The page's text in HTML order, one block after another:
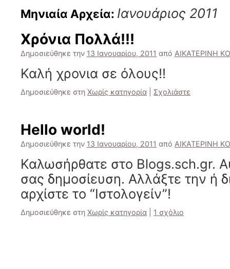
Μηνιαία Αρχεία: Ιανουάριος 2011
Χρόνια Πολλά!!!
Δημοσιεύθηκε την 13 Ιανουαρίου, 2011 από ΑΙΚΑΤΕΡΙΝΗ
Καλή χρονια σε όλους!!
Δημοσιεύθηκε στη Χωρίς κατηγορία Σχολιάστε
Hello world!
Δημοσιεύθηκε την 13 Ιανουαρίου, 2011 από ΑΙΚΑΤΕΡΙΝΗ
Καλωσήρθατε στο Blogs.sch.gr.
σας δημοσίευση. Αλλάξτε την ή
αρχίστε το “Ιστολογείν”!
Δημοσιεύθηκε στη Χωρίς κατηγορία 1 σχόλιο